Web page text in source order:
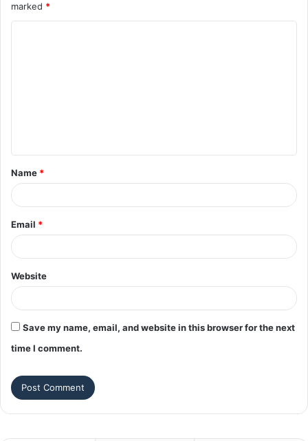
marked *
t
*
Name *
Email *
Website
Save my name, email, and website in this browser for the next
time I comment.